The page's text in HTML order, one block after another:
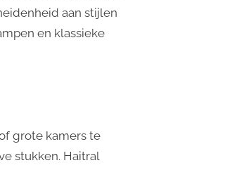
aan stijlen
en klassieke
grote kamers te
stukken. Haitral